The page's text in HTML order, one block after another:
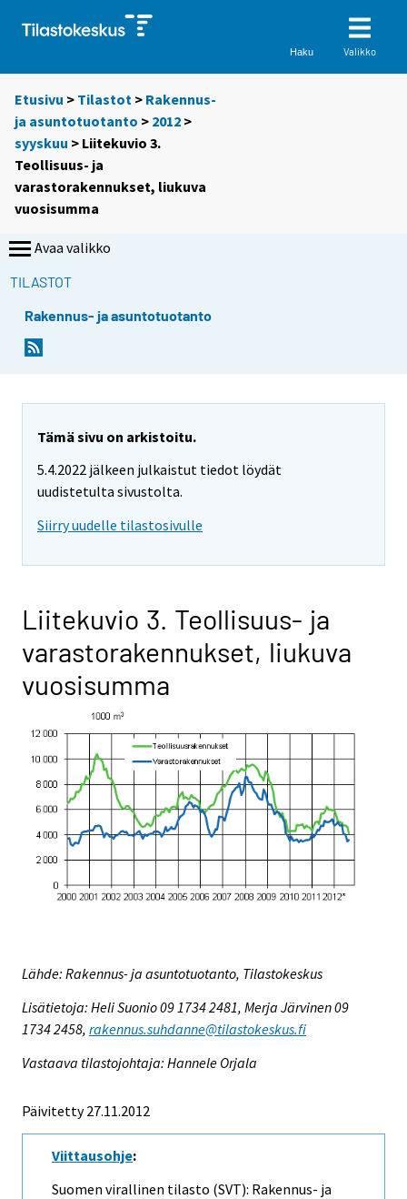
Haku Valikko
Etusivu > Tilastot > Rakennus-
ja asuntotuotanto > 2012 >
syyskuu > Liitekuvio 3.
Teollisuus- ja
varastorakennukset, liukuva
vuosisumma
Avaa valikko
TILASTOT
Rakennus- ja asuntotuotanto
Tämä sivu on arkistoitu.
5.4.2022 jälkeen julkaistut tiedot löydät
uudistetulta sivustolta.
Siirry uudelle tilastosivulle
Liitekuvio 3. Teollisuus- ja
varastorakennukset, liukuva
vuosisumma
Lähde: Rakennus- ja asuntotuotanto, Tilastokeskus
Lisätietoja: Heli Suonio 09 1734 2481, Merja Järvinen 09
1734 2458, rakennus.suhdanne@tilastokeskus.fi
Vastaava tilastojohtaja: Hannele Orjala
Päivitetty 27.11.2012
Viittausohje:
Suomen virallinen tilasto (SVT): Rakennus- ja